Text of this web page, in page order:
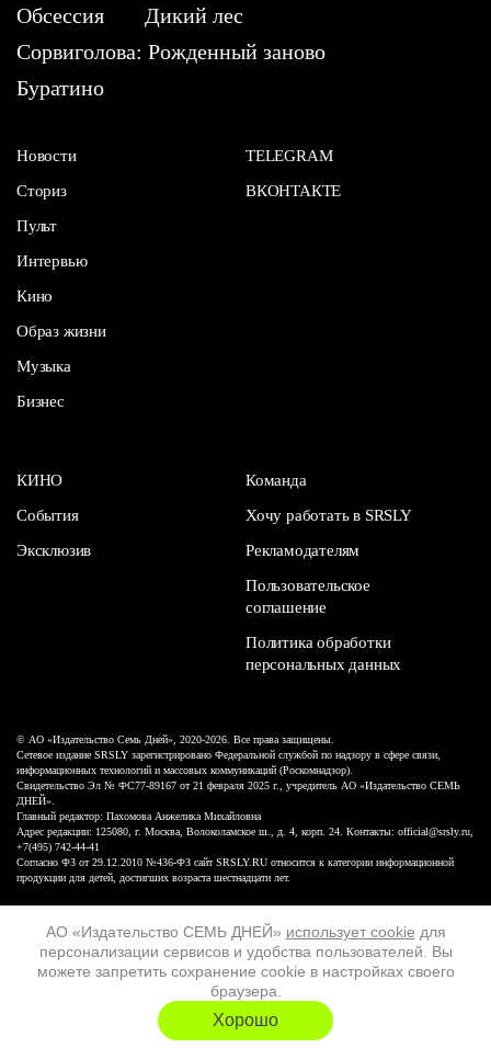
АО «Издательство СЕМЬ ДНЕЙ» использует cookie для
персонализации сервисов и удобства пользователей. Вы
можете запретить сохранение cookie в настройках своего
браузера.
Хорошо
Обсессия
Дикий лес
Сорвиголова: Рожденный заново
Буратино
Новости
Сториз
Пульт
Интервью
Кино
Образ жизни
Музыка
Бизнес
TELEGRAM
ВКОНТАКТЕ
КИНО
События
Эксклюзив
Команда
Хочу работать в SRSLY
Рекламодателям
Пользовательское
соглашение
Политика обработки
персональных данных
16+
© АО «Издательство Семь Дней», 2020-2026. Все права защищены.
Сетевое издание SRSLY зарегистрировано Федеральной службой по надзору в сфере связи,
информационных технологий и массовых коммуникаций (Роскомнадзор).
Свидетельство Эл № ФС77-89167 от 21 февраля 2025 г., учредитель АО «Издательство СЕМЬ
ДНЕЙ».
Главный редактор: Пахомова Анжелика Михайловна
Адрес редакции: 125080, г. Москва, Волоколамское ш., д. 4, корп. 24. Контакты: official@srsly.ru,
+7(495) 742-44-41
Согласно ФЗ от 29.12.2010 №436-ФЗ сайт SRSLY.RU относится к категории информационной
продукции для детей, достигших возраста шестнадцати лет.
ХОЧУ ЕЩЁ